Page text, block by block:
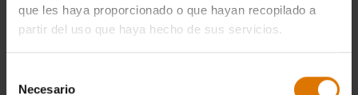
que les haya proporcionado o que hayan recopilado a
partir del uso que haya hecho de sus servicios.
Necesario